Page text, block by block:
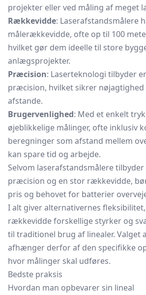
projekter eller ved måling af meget
Rækkevidde: Laserafstandsmålere
målerækkevidde, ofte op til 100
hvilket gør dem ideelle til store
anlægsprojekter.
Præcision: Laserteknologi tilbyder
præcision, hvilket sikrer nøjagtighed
afstande.
Brugervenlighed: Med et enkelt
øjeblikkelige målinger, ofte inklusiv
beregninger som afstand mellem
kan spare tid og arbejde.
Selvom laserafstandsmålere
præcision og en stor rækkevidde,
pris og behovet for batterier
I alt giver alternativernes
rækkevidde forskellige styrker og
til traditionel brug af linealer. Valget
afhænger derfor af den specifikke
hvor målinger skal udføres.
Bedste praksis
Hvordan man opbevarer sin lineal